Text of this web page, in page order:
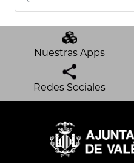
Nuestras Apps
Redes Sociales